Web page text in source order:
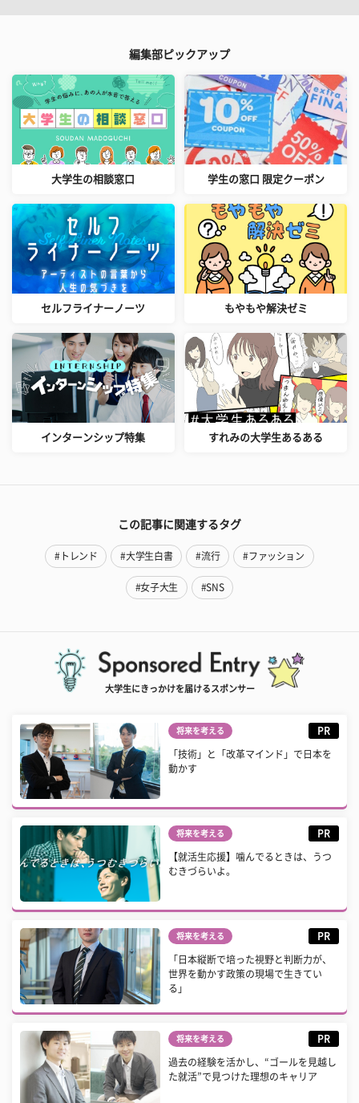
編集部ピックアップ
大学生の相談窓口 学生の窓口 限定クーポン
セルフライナーノーツ もやもや解決ゼミ
インターンシップ特集 すれみの大学生あるある
この記事に関連するタグ
#トレンド #大学生白書 #流行 #ファッション
#女子大生 #SNS
大学生にきっかけを届けるスポンサー
将来を考える PR
「技術」と「改革マインド」で日本を
動かす
将来を考える PR
【就活生応援】噛んでるときは、うつ
むきづらいよ。
将来を考える PR
「日本縦断で培った視野と判断力が、
世界を動かす政策の現場で生きてい
る」
将来を考える PR
過去の経験を活かし、“ゴールを見越し
た就活”で見つけた理想のキャリア